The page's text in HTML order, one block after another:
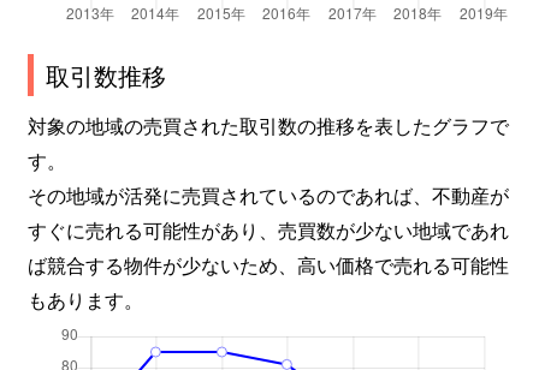
取引数推移
対象の地域の売買された取引数の推移を表したグラフで
す。
その地域が活発に売買されているのであれば、不動産が
すぐに売れる可能性があり、売買数が少ない地域であれ
ば競合する物件が少ないため、高い価格で売れる可能性
もあります。